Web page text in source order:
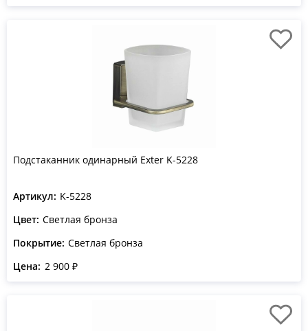
Подстаканник одинарный Exter K-5228
Артикул: K-5228
Цвет: Светлая бронза
Покрытие: Светлая бронза
Цена: 2 900 ₽